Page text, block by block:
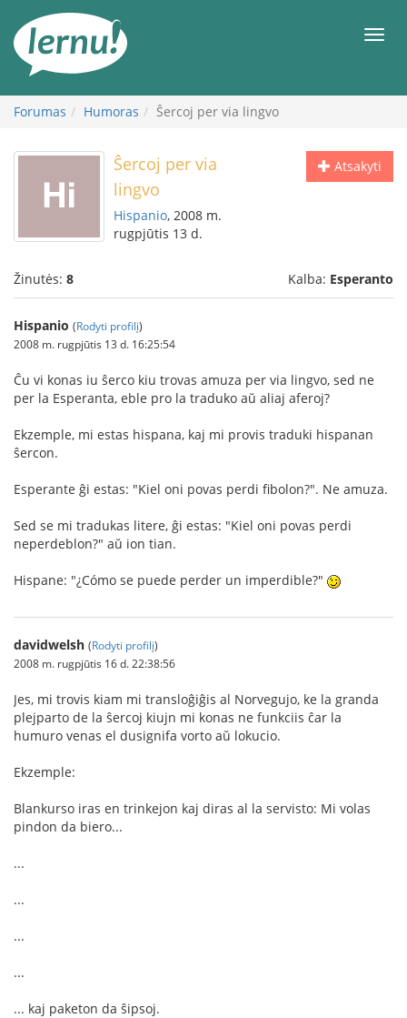
turinį
Forumas Humoras Ŝercoj per via lingvo
Atsakyti
Ŝercoj per via
lingvo
Hispanio, 2008 m.
rugpjūtis 13 d.
Žinutės: 8 Kalba: Esperanto
Hispanio (Rodyti profilį)
2008 m. rugpjūtis 13 d. 16:25:54
Ĉu vi konas iu ŝerco kiu trovas amuza per via lingvo, sed ne
per la Esperanta, eble pro la traduko aŭ aliaj aferoj?
Ekzemple, mi estas hispana, kaj mi provis traduki hispanan
ŝercon.
Esperante ĝi estas: "Kiel oni povas perdi fibolon?". Ne amuza.
Sed se mi tradukas litere, ĝi estas: "Kiel oni povas perdi
neperdeblon?" aŭ ion tian.
Hispane: "¿Cómo se puede perder un imperdible?"
davidwelsh (Rodyti profilį)
2008 m. rugpjūtis 16 d. 22:38:56
Jes, mi trovis kiam mi transloĝiĝis al Norvegujo, ke la granda
plejparto de la ŝercoj kiujn mi konas ne funkciis ĉar la
humuro venas el dusignifa vorto aŭ lokucio.
Ekzemple:
Blankurso iras en trinkejon kaj diras al la servisto: Mi volas
pindon da biero...
...
...
...
...
... kaj paketon da ŝipsoj.